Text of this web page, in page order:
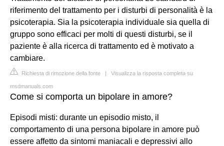
riferimento del trattamento per i disturbi di personalità è la
psicoterapia. Sia la psicoterapia individuale sia quella di
gruppo sono efficaci per molti di questi disturbi, se il
paziente è alla ricerca di trattamento ed è motivato a
cambiare.
Richiesta di rimozione della fonte | Visualizza la risposta completa su
msdmanuals.com
Come si comporta un bipolare in amore?
Episodi misti: durante un episodio misto, il
comportamento di una persona bipolare in amore può
essere affetto da sintomi maniacali e depressivi allo